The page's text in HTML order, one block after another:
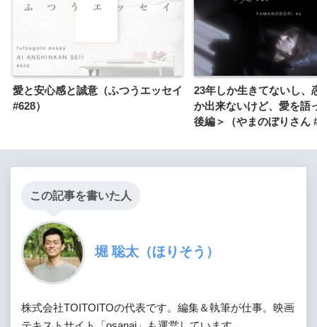
愛と安心感と誠意（ふつうエッセイ
#628）
23年しか生きてないし、
か出来ないけど、愛を語
後編＞（やまのぼりさん
この記事を書いた人
堀 聡太（ほりそう）
株式会社TOITOITOの代表です。編集＆執筆が仕事。映画